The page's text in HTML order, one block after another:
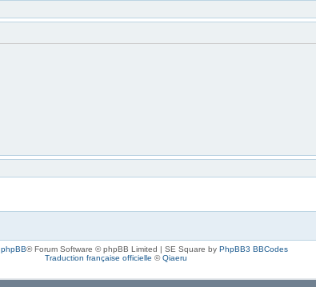
phpBB® Forum Software © phpBB Limited | SE Square by PhpBB3 BBCodes
Traduction française officielle ©Qiaeru